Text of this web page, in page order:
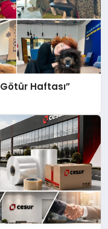
Haftası”